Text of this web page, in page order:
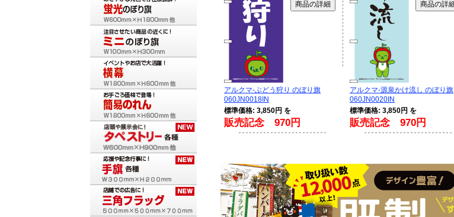
アルクマ-ぶどう狩り のぼり旗
060JN0018IN
標準価格: 3,850円 を
販売記念 970円
アルクマ-源泉かけ流し のぼり旗
060JN0020IN
標準価格: 3,850円 を
販売記念 970円